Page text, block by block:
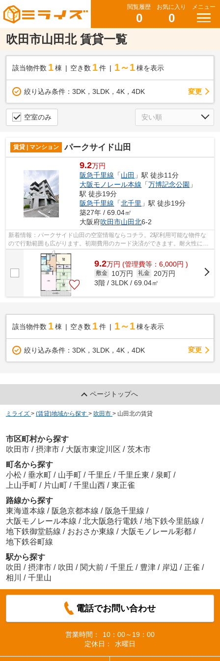
閲覧履歴
0
お気に入り
0
メニュー
吹田市山田北 賃貸一覧
該当物件数 1棟 空き数 1 件 1～1 棟を表示
絞り込み条件： 3DK，3LDK，4K，4DK 変更
空室のみ
賃貸 | マンション パークサイド山田
9.2万円
阪急千里線 「山田 」駅 徒歩11分
大阪モノレール本線 「万博記念公園 」
駅 徒歩19分
阪急千里線 「北千里 」駅 徒歩19分
築27年 / 69.04㎡
大阪府吹田市山田北6-2
新着情報：パークサイド山田の空室情報ならコチラ。2駅利用可能な物件な
ので行動範囲も広がります。初期費用のカード決済ができます。耐火性に優
れているRC構造を物件選びで注目してみ...
9.2万円 (管理費等：6,000円 )
敷金 10万円 礼金
20万円
3階 / 3LDK / 69.04㎡
該当物件数 1棟 空き数 1 件 1～1 棟を表示
絞り込み条件： 3DK，3LDK，4K，4DK 変更
ページトップへ
ミライズ > (賃貸)地域から探す > 吹田市 > 山田北の賃貸
市区町村から探す
吹田市 / 摂津市 / 大阪市東淀川区 / 茨木市
町名から探す
小松 / 垂水町 / 山手町 / 千里丘 / 千里丘東 / 泉町 /
上山手町 / 片山町 / 千里山西 / 東正雀
路線から探す
東海道本線 / 阪急京都本線 / 阪急千里線 /
大阪モノレール本線 / 北大阪急行電鉄 / 地下鉄今里筋線 /
地下鉄御堂筋線 / おおさか東線 / 大阪モノレール彩都 /
地下鉄谷町線
駅から探す
吹田 / 摂津市 / 吹田 / 関大前 / 千里丘 / 豊津 / 岸辺 / 正雀 /
相川
/ 千里山
電話でお問い合わせ
営業時間：
10：00～19：00
定休日：
水曜日